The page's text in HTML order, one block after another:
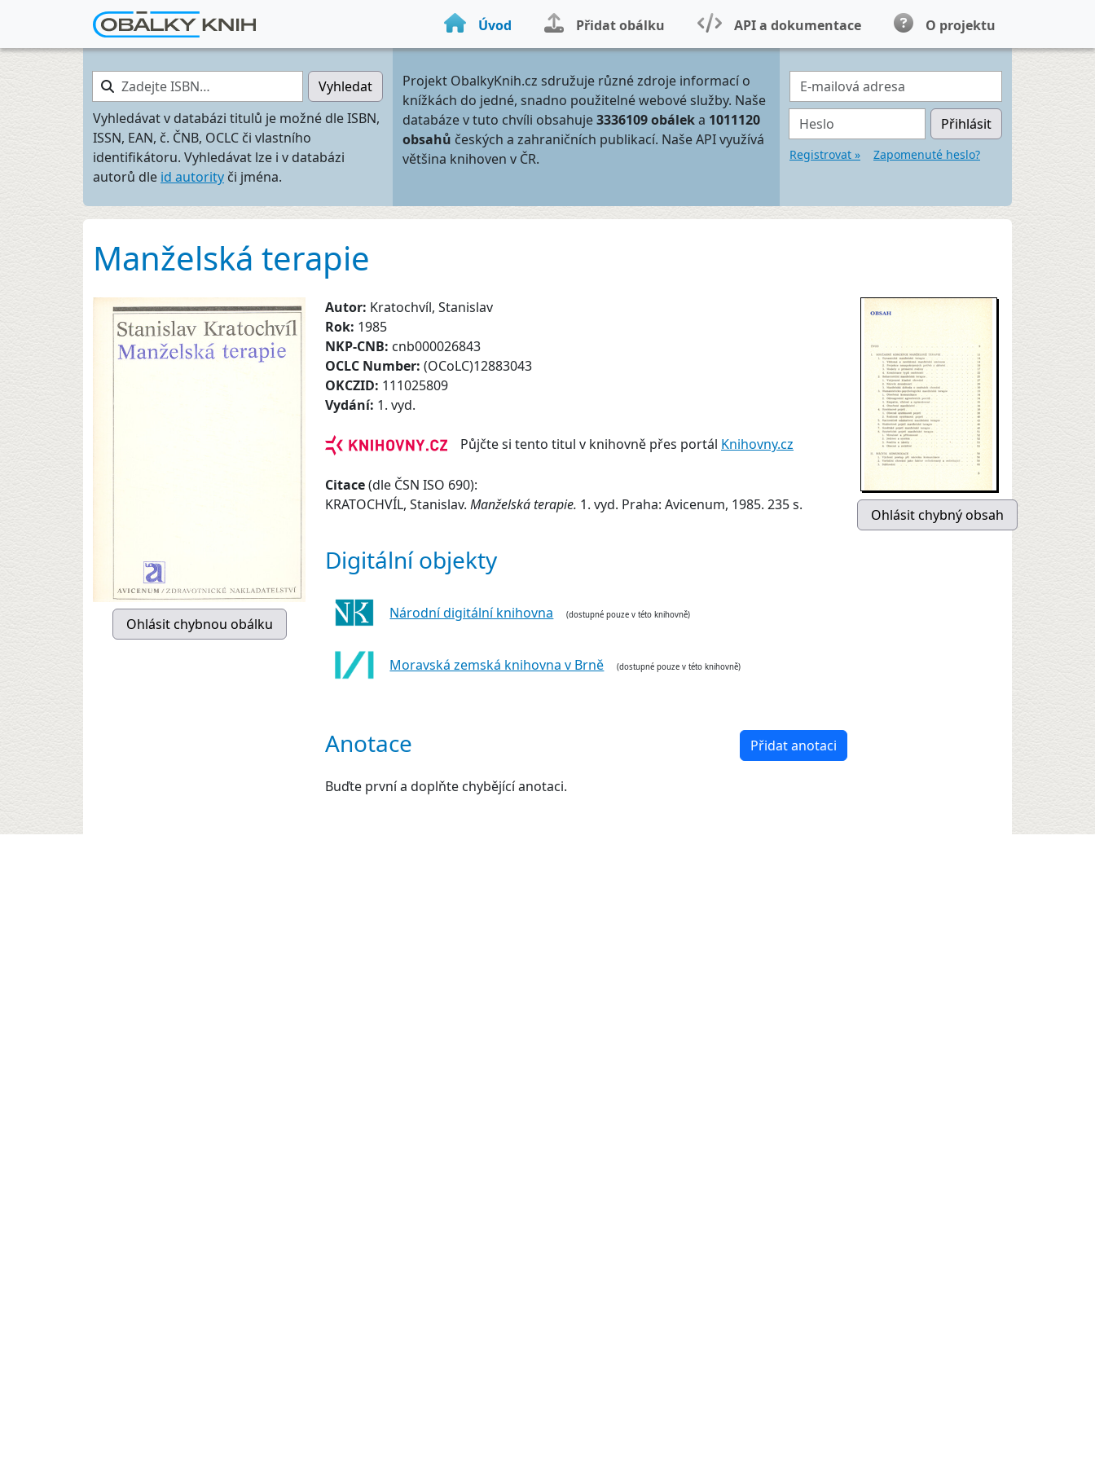
Úvod Přidat obálku API a dokumentace O projektu
Zadejte ISBN…
Vyhledat
Vyhledávat v databázi titulů je možné dle ISBN,
ISSN, EAN, č. ČNB, OCLC či vlastního
identifikátoru. Vyhledávat lze i v databázi
autorů dle id autority či jména.
Projekt ObalkyKnih.cz sdružuje různé zdroje informací o
knížkách do jedné, snadno použitelné webové služby. Naše
databáze v tuto chvíli obsahuje3336109 obáleka 1011120
obsahů českých a zahraničních publikací. Naše API využívá
většina knihoven v ČR.
E-mailová adresa
Heslo Přihlásit
Registrovat » Zapomenuté heslo?
Manželská terapie
Autor: Kratochvíl, Stanislav
Rok: 1985
NKP-CNB: cnb000026843
OCLC Number: (OCoLC)12883043
OKCZID: 111025809
Vydání: 1. vyd.
Půjčte si tento titul v knihovně přes portál Knihovny.cz
Citace(dle ČSN ISO 690):
KRATOCHVÍL, Stanislav. Manželská terapie. 1. vyd. Praha: Avicenum, 1985. 235 s.
Digitální objekty
Národní digitální knihovna (dostupné pouze v této knihovně)
Moravská zemská knihovna v Brně (dostupné pouze v této knihovně)
Anotace Přidat anotaci
Buďte první a doplňte chybějící anotaci.